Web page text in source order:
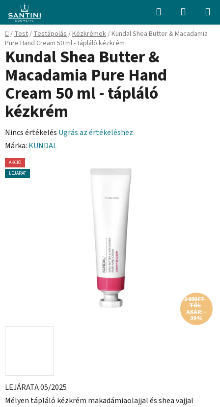
fő
tartalomhoz
Keresés KOSÁR
Kezdőlap
/Test/Testápolás/Kézkrémek/Kundal Shea Butter & Macadamia
Pure Hand Cream 50 ml - tápláló kézkrém
LEJÁRATA 05/2025
Mélyen tápláló kézkrém makadámiaolajjal és shea vajjal
Kundal Shea Butter &
Macadamia Pure Hand
Cream 50 ml - tápláló
kézkrém
A
termék
átlagos
értékelése
Nincs értékelés Ugrás az értékeléshez
Márka: KUNDAL
AKCIÓ
LEJÁRAT
2 690 FT-
TÓL
AKÁR: –
39 %